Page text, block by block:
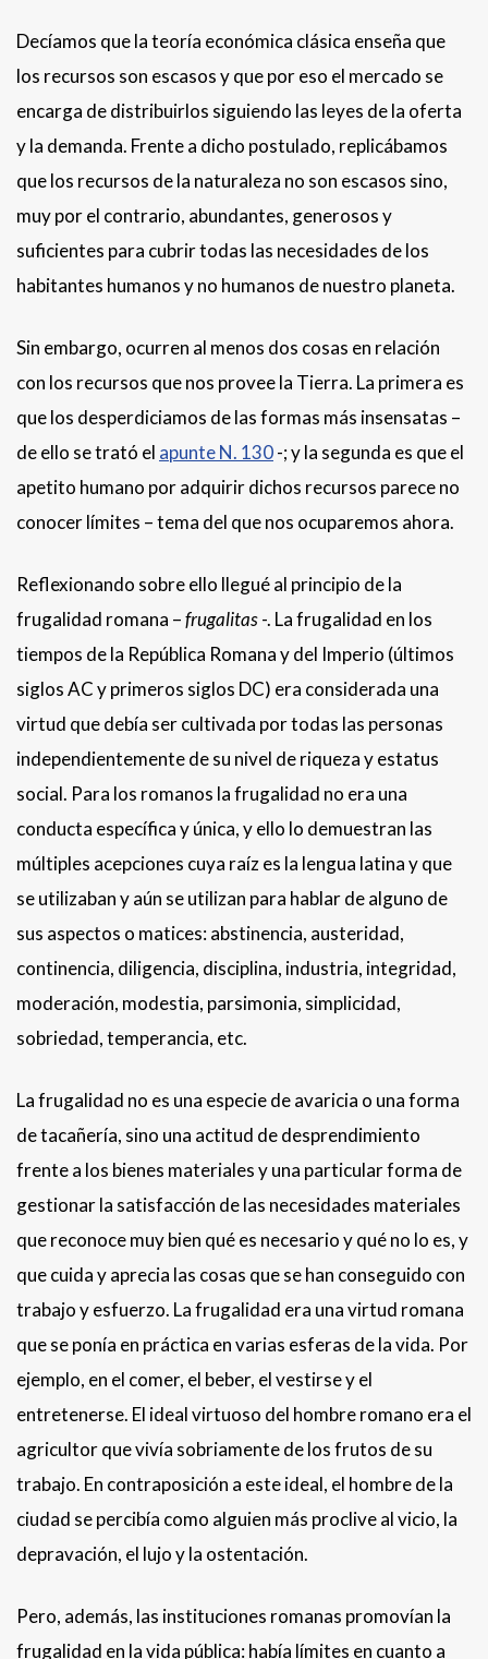
Decíamos que la teoría económica clásica enseña que
los recursos son escasos y que por eso el mercado se
encarga de distribuirlos siguiendo las leyes de la oferta
y la demanda. Frente a dicho postulado, replicábamos
que los recursos de la naturaleza no son escasos sino,
muy por el contrario, abundantes, generosos y
suficientes para cubrir todas las necesidades de los
habitantes humanos y no humanos de nuestro planeta.
Sin embargo, ocurren al menos dos cosas en relación
con los recursos que nos provee la Tierra. La primera es
que los desperdiciamos de las formas más insensatas –
de ello se trató el apunte N. 130-; y la segunda es que el
apetito humano por adquirir dichos recursos parece no
conocer límites – tema del que nos ocuparemos ahora.
Reflexionando sobre ello llegué al principio de la
frugalidad romana –frugalitas-. La frugalidad en los
tiempos de la República Romana y del Imperio (últimos
siglos AC y primeros siglos DC) era considerada una
virtud que debía ser cultivada por todas las personas
independientemente de su nivel de riqueza y estatus
social. Para los romanos la frugalidad no era una
conducta específica y única, y ello lo demuestran las
múltiples acepciones cuya raíz es la lengua latina y que
se utilizaban y aún se utilizan para hablar de alguno de
sus aspectos o matices: abstinencia, austeridad,
continencia, diligencia, disciplina, industria, integridad,
moderación, modestia, parsimonia, simplicidad,
sobriedad, temperancia, etc.
La frugalidad no es una especie de avaricia o una forma
de tacañería, sino una actitud de desprendimiento
frente a los bienes materiales y una particular forma de
gestionar la satisfacción de las necesidades materiales
que reconoce muy bien qué es necesario y qué no lo es, y
que cuida y aprecia las cosas que se han conseguido con
trabajo y esfuerzo. La frugalidad era una virtud romana
que se ponía en práctica en varias esferas de la vida. Por
ejemplo, en el comer, el beber, el vestirse y el
entretenerse. El ideal virtuoso del hombre romano era el
agricultor que vivía sobriamente de los frutos de su
trabajo. En contraposición a este ideal, el hombre de la
ciudad se percibía como alguien más proclive al vicio, la
depravación, el lujo y la ostentación.
Pero, además, las instituciones romanas promovían la
frugalidad en la vida pública: había límites en cuanto a